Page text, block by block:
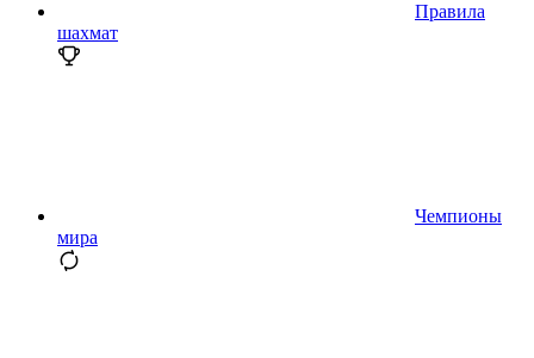
Правила
шахмат
Чемпионы
мира